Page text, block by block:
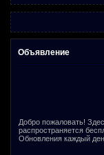
Объявление
Добро пожаловать!
распространяется
Обновления каждый